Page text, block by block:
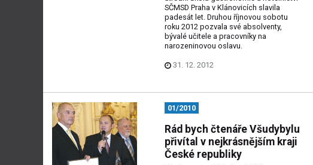
SČMSD Praha v Klánovicích slavila
padesát let. Druhou říjnovou sobotu
roku 2012 pozvala své absolventy,
bývalé učitele a pracovníky na
narozeninovou oslavu.
31. 12. 2012
01/2010
Rád bych čtenáře Všudybylu
přivítal v nejkrásnějším kraji
České republiky